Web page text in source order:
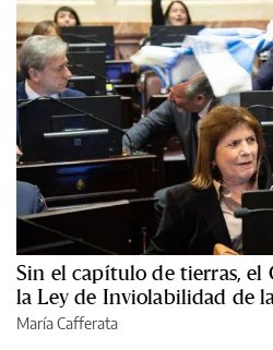
Sin el capítulo de tierras, el
la Ley de Inviolabilidad de
María Cafferata